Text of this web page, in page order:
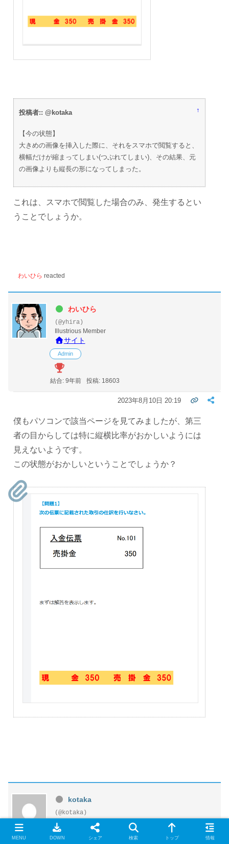
投稿者:: @kotaka ↑
【今の状態】
大きめの画像を挿入した際に、それをスマホで閲覧すると、
横幅だけが縮まってしまい(つぶれてしまい)、その結果、元
の画像よりも縦長の形になってしまった。
これは、スマホで閲覧した場合のみ、発生するとい
うことでしょうか。
わいひら reacted
わいひら
(@yhira)
Illustrious Member
サイト
Admin
結合: 9年前 投稿: 18603
2023年8月10日 20:19
僕もパソコンで該当ページを見てみましたが、第三
者の目からしては特に縦横比率がおかしいようには
見えないようです。
この状態がおかしいということでしょうか？
kotaka
(@kotaka)
Eminent Member
Registered
MENU DOWN シェア 検索 トップ 情報